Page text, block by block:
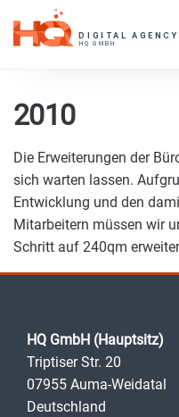
2010
Die Erweiterungen der
sich warten lassen.
Entwicklung und den
Mitarbeitern müssen wir
Schritt auf 240qm
HQ GmbH (Hauptsitz)
Triptiser Str. 20
07955 Auma-Weidatal
Deutschland